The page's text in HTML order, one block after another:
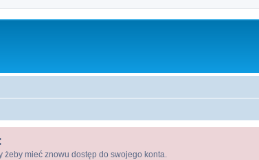
mieć znowu dostęp do swojego konta.